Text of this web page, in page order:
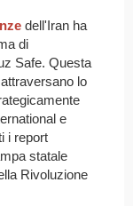
dell'Iran ha
di
Safe. Questa
lo
e
i report
statale
Rivoluzione